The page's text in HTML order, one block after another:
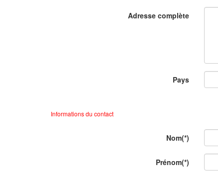
Adresse complète
Pays
Informations du contact
Nom(*)
Prénom(*)